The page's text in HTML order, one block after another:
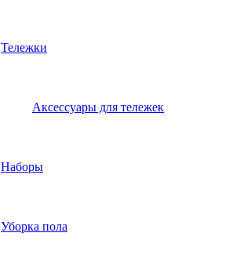
Тележки
Аксессуары для тележек
Наборы
Уборка пола